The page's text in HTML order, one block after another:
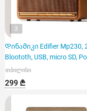
3
Დინამიკი Edifier Mp230,
Bloototh, USB, micro SD,
თბილისი
299 ₾